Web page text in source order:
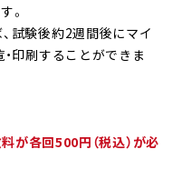
。
試験後約2週間後にマイ
印刷することができま
が各回500円（税込）が必